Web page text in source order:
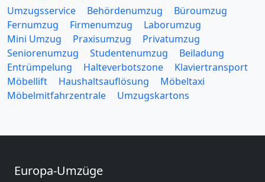
Umzugsservice Behördenumzug
Büroumzug
Fernumzug
Firmenumzug
Laborumzug
Mini Umzug
Praxisumzug
Privatumzug
Seniorenumzug
Studentenumzug
Beiladung
Entrümpelung
Halteverbotszone
Klaviertransport
Möbellift
Haushaltsauflösung
Möbeltaxi
Möbelmitfahrzentrale
Umzugskartons
Europa-Umzüge